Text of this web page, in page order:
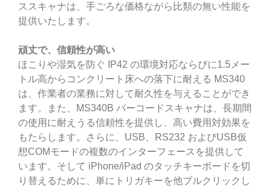
ススキャナは、手ごろな価格ながら比類の無い性能を
提供いたします。
頑丈で、信頼性が高い
ほこりや湿気を防ぐ IP42 の環境対応ならびに1.5メー
トル高からコンクリート床への落下に耐える MS340
は、作業者の業務に対して耐久性を与えることができ
ます。また、MS340B バーコードスキャナは、長期間
の使用に耐えうる信頼性を提供し、高い費用対効果を
もたらします。さらに、USB、RS232 およびUSB仮
想COMモードの複数のインターフェースを提供して
います。そして iPhone/iPad のタッチキーボードを切
り替えるために、単にトリガキーを他ブルクリックし